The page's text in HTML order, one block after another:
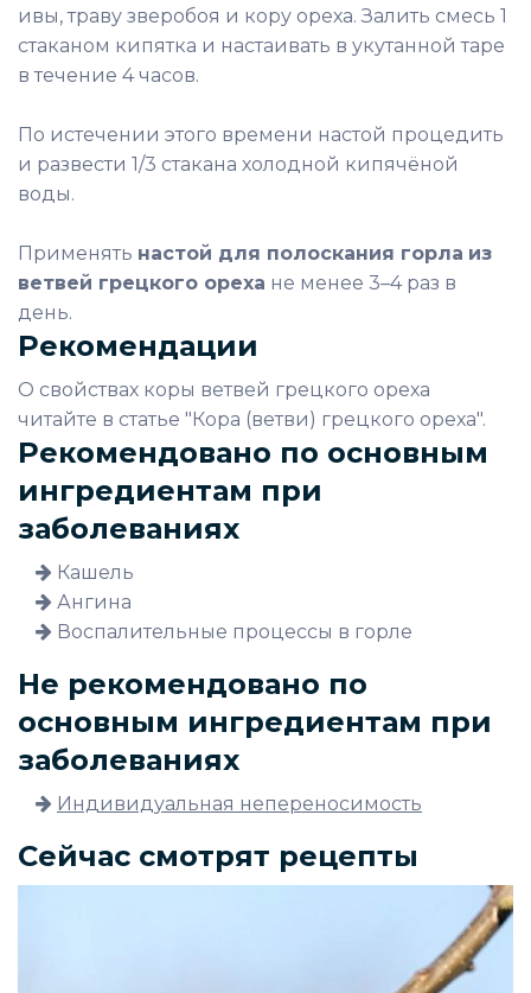
ивы, траву зверобоя и кору ореха. Залить смесь 1
стаканом кипятка и настаивать в укутанной таре
в течение 4 часов.
По истечении этого времени настой процедить
и развести 1/3 стакана холодной кипячёной
воды.
Применять настой для полоскания горла из
ветвей грецкого ореха не менее 3–4 раз в
день.
Рекомендации
О свойствах коры ветвей грецкого ореха
читайте в статье "Кора (ветви) грецкого ореха".
Рекомендовано по основным
ингредиентам при
заболеваниях
Кашель
Ангина
Воспалительные процессы в горле
Не рекомендовано по
основным ингредиентам при
заболеваниях
Индивидуальная непереносимость
Сейчас смотрят рецепты